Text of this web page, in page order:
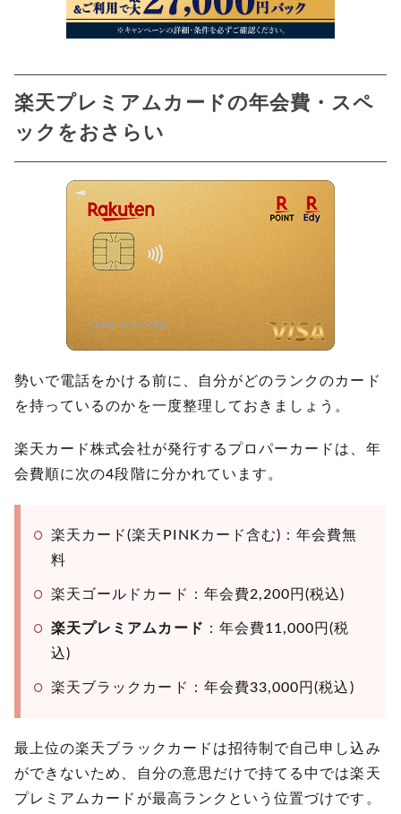
公共料金などの支払い先を変更する
家族カード・ETCカードの利用者に確認する
7 解約後も楽天ポイント・楽天Edyは使える？
解約方法
楽天プレミアムカードの解約・ダウングレー
ドに関するよくある質問
ダウングレード後、また元のプレミアムカー
ドに戻せる？
家族カードだけを解約することはできる？
解約すると楽天市場のSPU(ポイント倍率)は
どうなる？
る？
楽天プレミアムカードの年会費・スペ
ックをおさらい
勢いで電話をかける前に、自分がどのランクのカード
を持っているのかを一度整理しておきましょう。
楽天カード株式会社が発行するプロパーカードは、年
会費順に次の4段階に分かれています。
楽天カード(楽天PINKカード含む)：年会費無
料
楽天ゴールドカード：年会費2,200円(税込)
楽天プレミアムカード ：年会費11,000円(税
込)
楽天ブラックカード：年会費33,000円(税込)
最上位の楽天ブラックカードは招待制で自己申し込み
ができないため、自分の意思だけで持てる中では楽天
プレミアムカードが最高ランクという位置づけです。